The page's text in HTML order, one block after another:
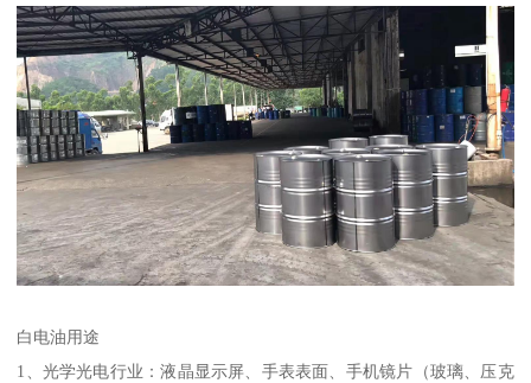
白电油用途
1、光学光电行业：液晶显示屏、手表表面、手机镜片（玻璃、压克